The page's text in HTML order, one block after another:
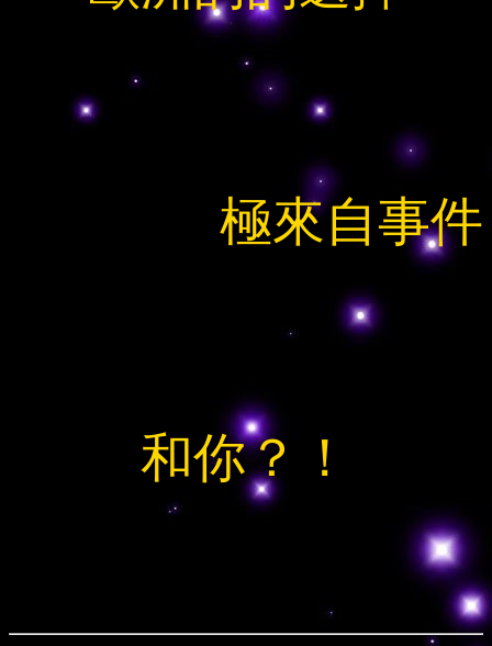
極來自事件
和你？！